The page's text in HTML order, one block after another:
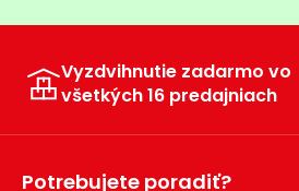
Vyzdvihnutie zadarmo vo
všetkých 16 predajniach
Potrebujete poradiť?